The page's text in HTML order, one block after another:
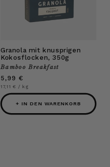
Granola mit knusprigen
Kokosflocken, 350g
Anbieter:
Bamboo Breakfast
Normaler
Preis
5,99 €
Grundpreis
17,11 € / pro
kg
+ IN DEN WARENKORB